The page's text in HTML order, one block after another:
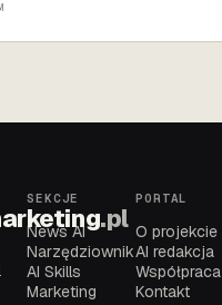
.pl
SEKCJE
News AI
Narzędziownik
AI Skills
Marketing
PORTAL
O projekcie
AI redakcja
Współpraca
Kontakt